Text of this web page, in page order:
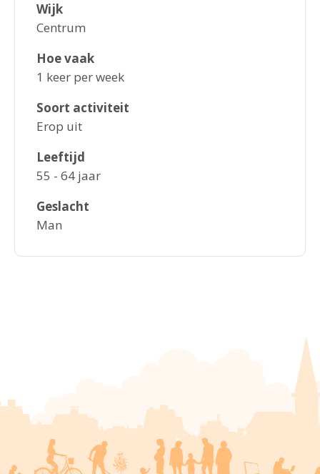
Wijk
Centrum
Hoe vaak
1 keer per week
Soort activiteit
Erop uit
Leeftijd
55 - 64 jaar
Geslacht
Man